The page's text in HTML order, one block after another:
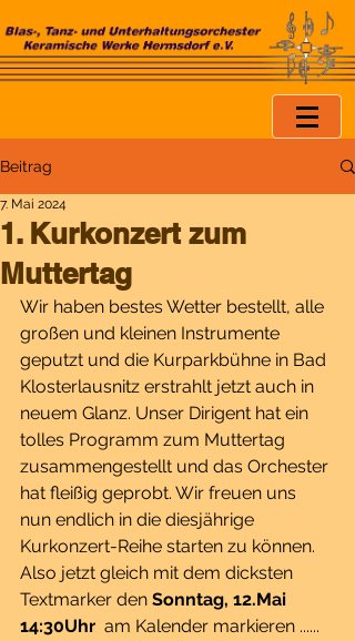
Beitrag
1. Kurkonzert zum
Muttertag
7. Mai 2024
Wir haben bestes Wetter bestellt, alle
großen und kleinen Instrumente
geputzt und die Kurparkbühne in Bad
Klosterlausnitz erstrahlt jetzt auch in
neuem Glanz. Unser Dirigent hat ein
tolles Programm zum Muttertag
zusammengestellt und das Orchester
hat fleißig geprobt. Wir freuen uns
nun endlich in die diesjährige
Kurkonzert-Reihe starten zu können.
Also jetzt gleich mit dem dicksten
Textmarker den Sonntag, 12.Mai
14:30Uhr
  am Kalender markieren ......